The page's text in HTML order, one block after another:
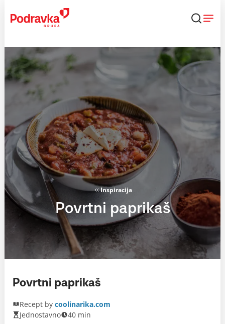
content
Inspiracija
Povrtni paprikaš
Povrtni paprikaš
Recept by coolinarika.com
Jednostavno
40 min